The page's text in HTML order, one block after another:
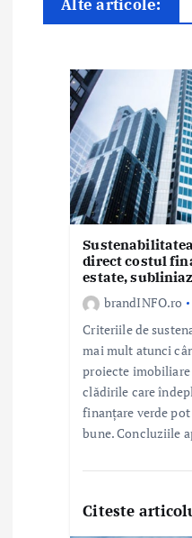
Alte articole:
direct costul
estate,
brandINFO.ro
Criteriile de
mai mult atunci
proiecte imobiliare
clădirile care
finanțare verde
bune. Concluziile
Citeste